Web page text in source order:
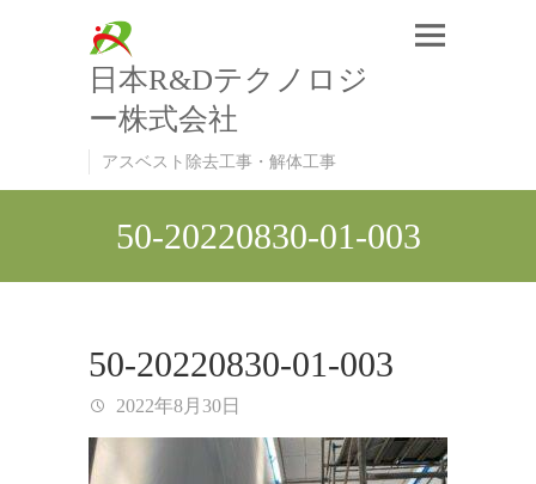
日本R&Dテクノロジ
ー株式会社
アスベスト除去工事・解体工事
50-20220830-01-003
50-20220830-01-003
2022年8月30日